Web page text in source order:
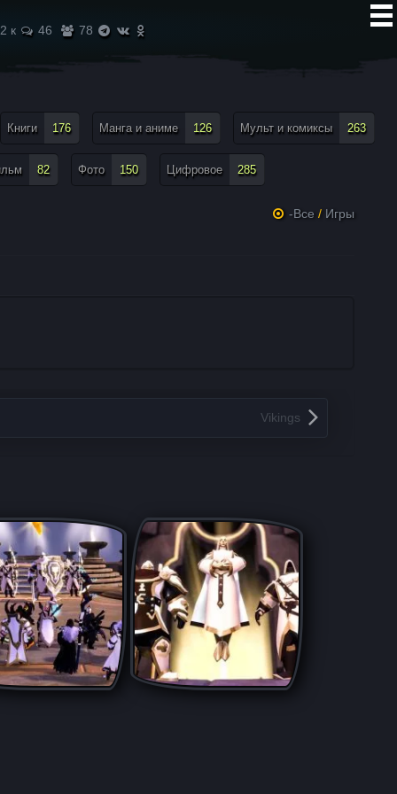
2 к 46 78
Книги 176 Манга и аниме 126 Мульт и комиксы 263
82 Фото 150 Цифровое 285
-Все / Игры
Vikings